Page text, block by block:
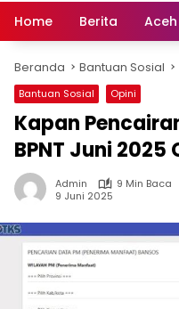
Home Berita Aceh
Beranda Bantuan Sosial
Bantuan Sosial Opini
Kapan
BPNT Juni 2025
Admin
9 Min Baca
9 Juni 2025